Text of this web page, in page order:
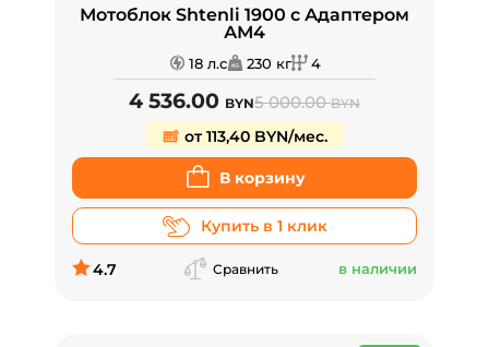
Мотоблок Shtenli 1900 с Адаптером
АМ4
18 л.с 230 кг 4
4 536.00 BYN5 000.00BYN
от 113,40 BYN/мес.
В корзину
Купить в 1 клик
4.7 Сравнить в наличии